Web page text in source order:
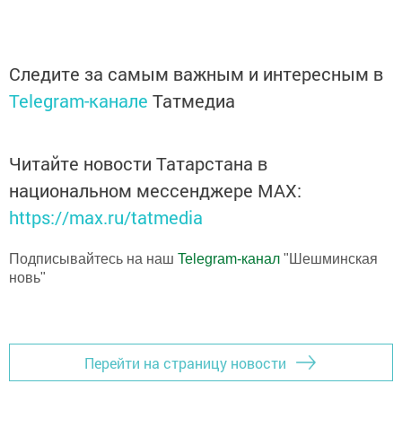
Следите за самым важным и интересным в
Telegram-канале Татмедиа
Читайте новости Татарстана в
национальном мессенджере MАХ:
https://max.ru/tatmedia
Подписывайтесь на наш Telegram-канал "Шешминская
новь"
Перейти на страницу новости